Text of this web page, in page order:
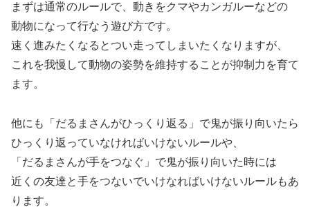
まずは通常のルールで、動きをクマやカンガルーなどの
動物になって行なう遊び方です。
速く進みたくなるとつい走ってしまいたくなりますが、
これを我慢して動物の姿勢を維持することが抑制力を育て
ます。
他にも「だるまさんがひっくり返る」で鬼が振り向いたら
ひっくり返っていなければいけないルールや、
「だるまさんが手をつなぐ」で鬼が振り向いた時には
近くの友達と手をつないでいけなればいけないルールもあ
ります。